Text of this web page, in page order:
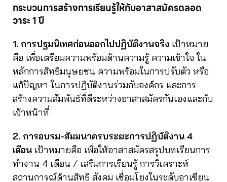
กระบวนการสร้างการเรียนรู้ให้กับอาสาสมัครตลอด
วาระ 1 ปี
1. การปฐมนิเทศก่อนออกไปปฏิบัติงานจริง เป้าหมาย
คือ เพื่อเตรียมความพร้อมด้านความรู้ ความเข้าใจ ใน
หลักการสิทธิมนุษยชน ความพร้อมในการปรับตัว หรือ
แก้ปัญหา ในการปฏิบัติงานร่วมกับองค์กร และการ
สร้างความสัมพันธ์ที่ดีระหว่างอาสาสมัครกันเองและกับ
เจ้าหน้าที่
2. การอบรม-สัมมนาครบระยะการปฏิบัติงาน 4
เดือน เป้าหมายคือ เพื่อให้อาสาสมัครสรุปบทเรียนการ
ทำงาน 4 เดือน / เสริมการเรียนรู้ การวิเคราะห์
สถานการณ์ด้านสิทธิ สังคม เชื่อมโยงในระดับอาเซียน